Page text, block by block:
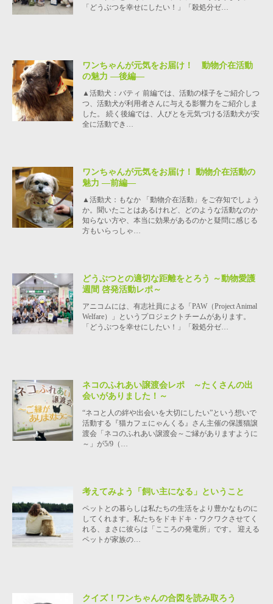
「どうぶつを幸せにしたい！」「殺処分ゼ…
ワンちゃんが元気をお届け！ 動物介在活動
の魅力 ―後編―
▲活動犬：バティ 前編では、活動の様子をご紹介しつ
つ、活動犬が利用者さんに与える影響力をご紹介しま
した。 続く後編では、人びとを元気づける活動犬が安
全に活動でき…
ワンちゃんが元気をお届け！ 動物介在活動の
魅力 ―前編―
▲活動犬：もなか 「動物介在活動」をご存知でしょう
か。聞いたことはあるけれど、どのような活動なのか
知らない方や、本当に効果があるのかと疑問に感じる
方もいらっしゃ…
どうぶつとの適切な距離をとろう ～動物愛護
週間 啓発活動レポ～
アニコムには、有志社員による「PAW（Project Animal
Welfare）」というプロジェクトチームがあります。
「どうぶつを幸せにしたい！」「殺処分ゼ…
ネコのふれあい譲渡会レポ ～たくさんの出
会いがありました！～
“ネコと人の絆や出会いを大切にしたい”という想いで
活動する『猫カフェにゃんくる』さん主催の保護猫譲
渡会「ネコのふれあい譲渡会～ご縁がありますように
～」が5/9（…
考えてみよう「飼い主になる」ということ
ペットとの暮らしは私たちの生活をより豊かなものに
してくれます。私たちをドキドキ・ワクワクさせてく
れる、まさに彼らは「こころの発電所」です。 迎える
ペットが家族の…
クイズ！ワンちゃんの合図を読み取ろう